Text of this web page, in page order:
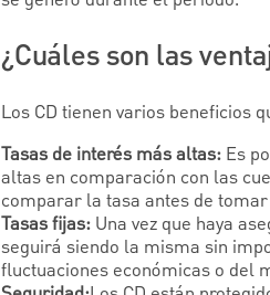
¿Cuáles son las
Los CD tienen varios beneficios
Tasas de interés más altas: Es
altas en comparación con las
comparar la tasa antes de
Tasas fijas: Una vez que haya
seguirá siendo la misma sin
fluctuaciones económicas o del